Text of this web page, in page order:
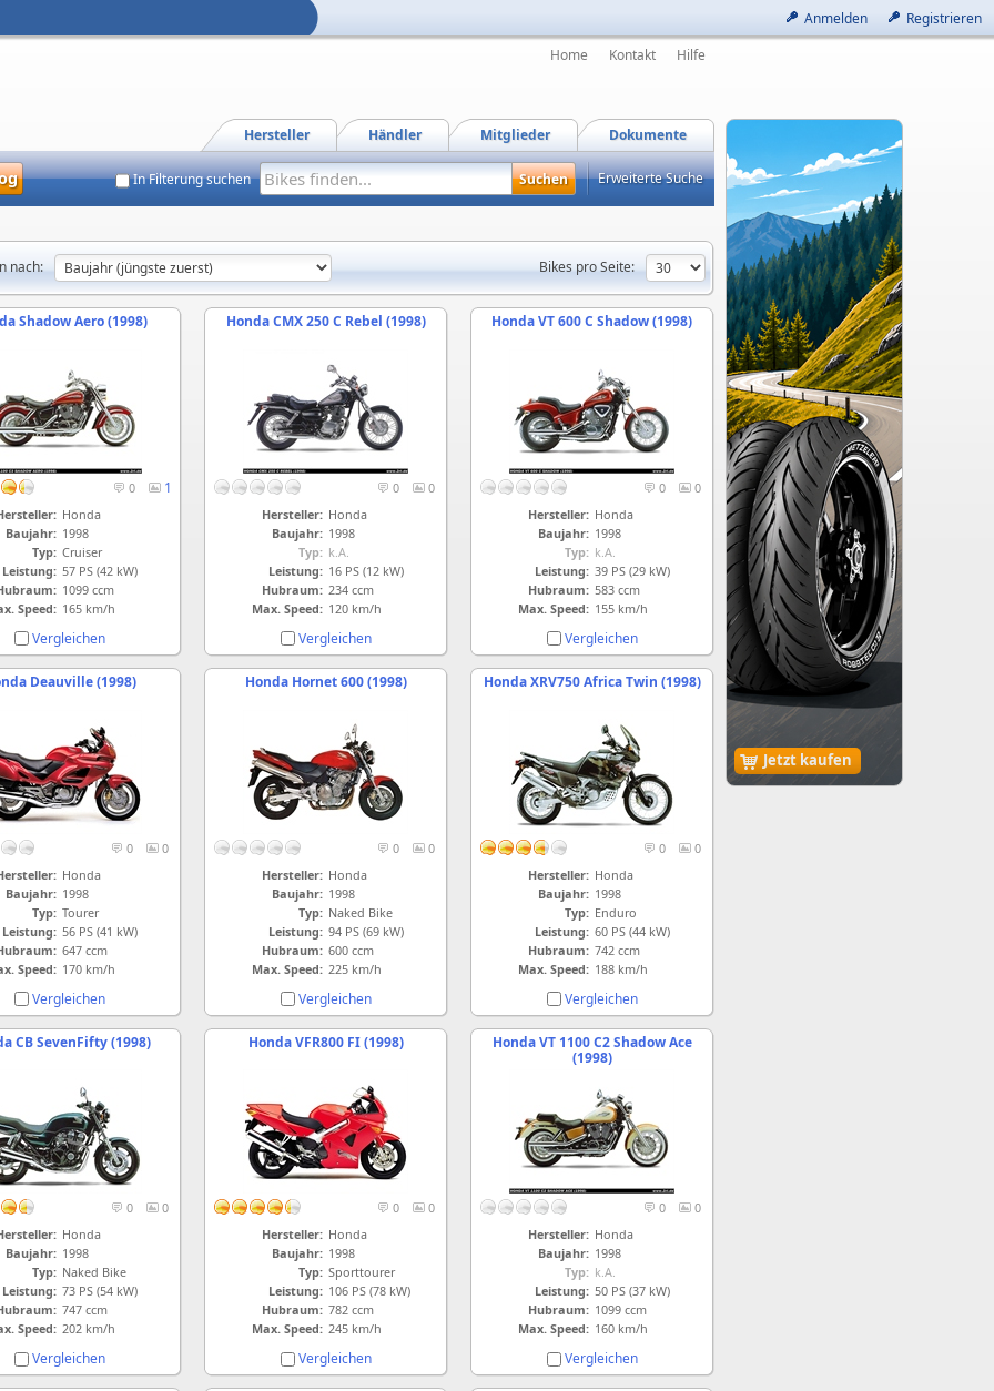
Anmelden Registrieren
Jetzt kaufen
Home Kontakt Hilfe
Dokumente
Mitglieder
Händler
Hersteller
Erweiterte Suche
In Filterung suchen
Bikes pro Seite:
nach:
Shadow Aero (1998)
1
0
Honda
Baujahr: 1998
Typ: Cruiser
Leistung: 57 PS (42 kW)
1099 ccm
Speed: 165 km/h
Vergleichen
Honda CMX 250 C Rebel (1998)
0
0
Hersteller: Honda
Baujahr: 1998
Typ: k.A.
Leistung: 16 PS (12 kW)
Hubraum: 234 ccm
Max. Speed: 120 km/h
Vergleichen
Honda VT 600 C Shadow (1998)
0
0
Hersteller: Honda
Baujahr: 1998
Typ: k.A.
Leistung: 39 PS (29 kW)
Hubraum: 583 ccm
Max. Speed: 155 km/h
Vergleichen
Deauville (1998)
0
0
Honda
Baujahr: 1998
Typ: Tourer
Leistung: 56 PS (41 kW)
647 ccm
Speed: 170 km/h
Vergleichen
Honda Hornet 600 (1998)
0
0
Hersteller: Honda
Baujahr: 1998
Typ: Naked Bike
Leistung: 94 PS (69 kW)
Hubraum: 600 ccm
Max. Speed: 225 km/h
Vergleichen
Honda XRV750 Africa Twin (1998)
0
0
Hersteller: Honda
Baujahr: 1998
Typ: Enduro
Leistung: 60 PS (44 kW)
Hubraum: 742 ccm
Max. Speed: 188 km/h
Vergleichen
CB SevenFifty (1998)
0
0
Honda
Baujahr: 1998
Typ: Naked Bike
Leistung: 73 PS (54 kW)
747 ccm
Speed: 202 km/h
Vergleichen
Honda VFR800 FI (1998)
0
0
Hersteller: Honda
Baujahr: 1998
Typ: Sporttourer
Leistung: 106 PS (78 kW)
Hubraum: 782 ccm
Max. Speed: 245 km/h
Vergleichen
Honda VT 1100 C2 Shadow Ace
(1998)
0
0
Hersteller: Honda
Baujahr: 1998
Typ: k.A.
Leistung: 50 PS (37 kW)
Hubraum: 1099 ccm
Max. Speed: 160 km/h
Vergleichen